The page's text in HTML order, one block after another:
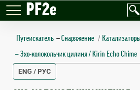
PF2e
Путеискатель —Снаряжение
Эхо-колокольчик цилиня / Kirin Echo Chime
ENG / РУС